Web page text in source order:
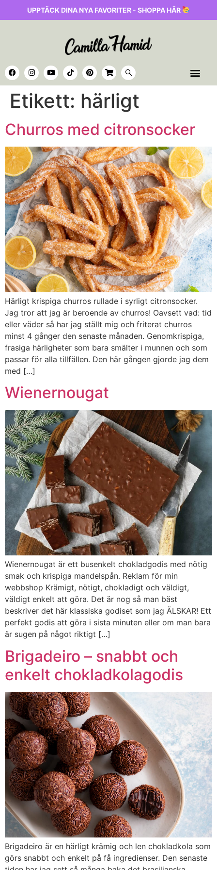
UPPTÄCK DINA NYA FAVORITER - SHOPPA HÄR
Etikett: härligt
Churros med citronsocker
Härligt krispiga churros rullade i syrligt citronsocker.
Jag tror att jag är beroende av churros! Oavsett vad: tid
eller väder så har jag ställt mig och friterat churros
minst 4 gånger den senaste månaden. Genomkrispiga,
frasiga härligheter som bara smälter i munnen och som
passar för alla tillfällen. Den här gången gjorde jag dem
med […]
Wienernougat
Wienernougat är ett busenkelt chokladgodis med nötig
smak och krispiga mandelspån. Reklam för min
webbshop Krämigt, nötigt, chokladigt och väldigt,
väldigt enkelt att göra. Det är nog så man bäst
beskriver det här klassiska godiset som jag ÄLSKAR! Ett
perfekt godis att göra i sista minuten eller om man bara
är sugen på något riktigt […]
Brigadeiro – snabbt och
enkelt chokladkolagodis
Brigadeiro är en härligt krämig och len chokladkola som
görs snabbt och enkelt på få ingredienser. Den senaste